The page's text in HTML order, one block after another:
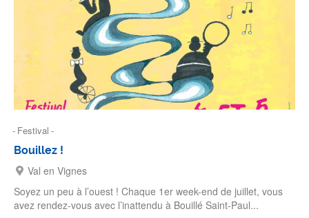
Festival
Bouillez !
Val en Vignes
Soyez un peu à l’ouest ! Chaque 1er week-end de juillet, vous
avez rendez-vous avec l’inattendu à Bouillé Saint-Paul...